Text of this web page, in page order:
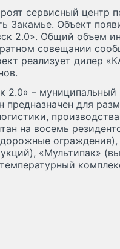
сервисный центр
Закамье. Объект
2.0». Общий объем
совещании
реализует дилер
2.0» –
для
на восемь
«Мультипак»